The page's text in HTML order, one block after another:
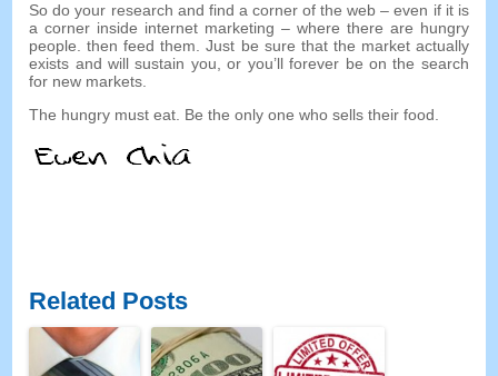
So do your research and find a corner of the web –even if it is
a corner inside internet marketing – where there are hungry
people.then feed them.Just be sure that the market actually
exists and will sustain you,or you’ll forever be on the search
for new markets.
The hungry must eat. Be the only one who sells their food.
Related Posts